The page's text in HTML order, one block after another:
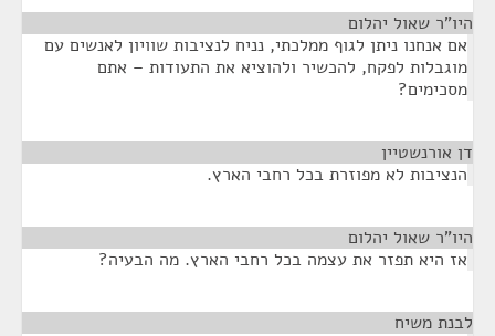
היו"ר שאול יהלום
אם אנחנו ניתן לגוף ממלכתי, נניח לנציבות שוויון לאנשים עם
מוגבלות לפקח, להכשיר ולהוציא את התעודות – אתם
מסכימים?
דן אורנשטיין
הנציבות לא מפוזרת בכל רחבי הארץ.
היו"ר שאול יהלום
אז היא תפזר את עצמה בכל רחבי הארץ. מה הבעיה?
לבנת משיח